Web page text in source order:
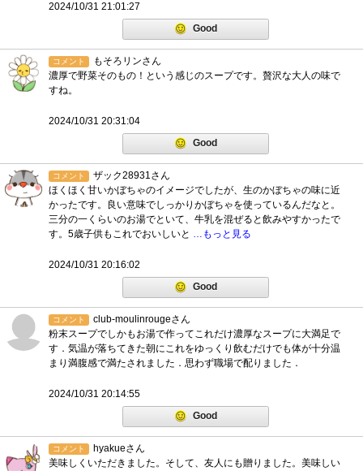
2024/10/31 21:01:27
Good
コメント
もそろリンさん
濃厚で野菜そのもの！という感じのスープです。贅沢な大人の味で
すね。
2024/10/31 20:31:04
Good
コメント
ザック28931さん
ほくほく甘いかぼちゃのイメージでしたが、生のかぼちゃの味に近
かったです。良い意味でしっかりかぼちゃを使っているんだなと。
三分の一くらいのお湯でといて、牛乳を混ぜると飲みやすかったで
す。5歳子供もこれでおいしいと …もっと見る
2024/10/31 20:16:02
Good
コメント
club-moulinrougeさん
粉末スープでしかもお湯で作ってこれだけ濃厚なスープに大満足で
す．気温が落ちてきた朝にこれをゆっくり飲むだけでも体が十分温
まり満腹感で満たされました．思わず職場で配りました．
2024/10/31 20:14:55
Good
コメント
hyakueさん
美味しくいただきました。そして、友人にも贈りました。美味しい